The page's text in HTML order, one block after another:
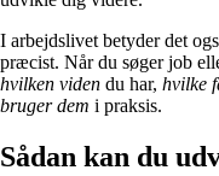
I arbejdslivet betyder det
præcist. Når du søger job
hvilken viden du har, hvilke
bruger dem i praksis.
Sådan kan du